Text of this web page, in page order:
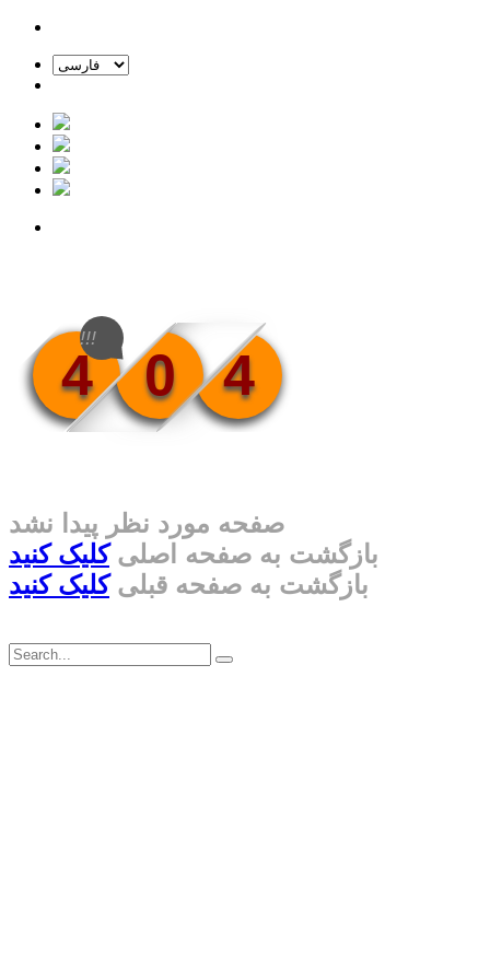
4 0 4
!!!
صفحه مورد نظر پیدا نشد
بازگشت به صفحه اصلیکلیک کنید
بازگشت به صفحه قبلیکلیک کنید